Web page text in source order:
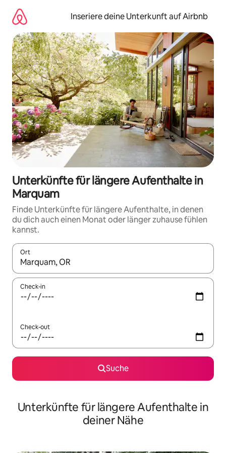
Inhalten
springen
Inseriere deine Unterkunft auf Airbnb
Unterkünfte für längere Aufenthalte in
Marquam
Finde Unterkünfte für längere Aufenthalte, in denen
du dich auch einen Monat oder länger zuhause fühlen
kannst.
Ort
Wenn Ergebnisse verfügbar sind, navigiere mit den
Check-in
Check-out
Suche
Unterkünfte für längere Aufenthalte in
deiner Nähe